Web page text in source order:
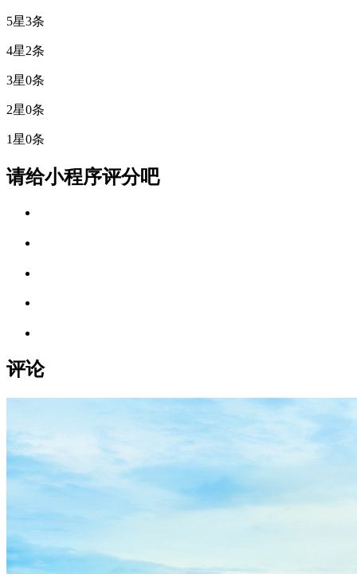
5星3条
4星2条
3星0条
2星0条
1星0条
请给小程序评分吧
评论